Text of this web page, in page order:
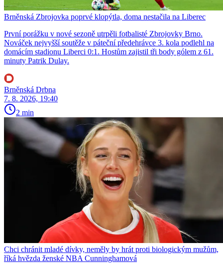
Brněnská Zbrojovka poprvé klopýtla, doma nestačila na Liberec
První porážku v nové sezoně utrpěli fotbalisté Zbrojovky Brno.
Nováček nejvyšší soutěže v páteční předehrávce 3. kola podlehl na
domácím stadionu Liberci 0:1. Hostům zajistil tři body gólem z 61.
minuty Patrik Dulay.
Brněnská Drbna
7. 8. 2026, 19:40
2 min
Chci chránit mladé dívky, neměly by hrát proti biologickým mužům,
říká hvězda ženské NBA Cunninghamová